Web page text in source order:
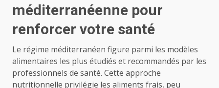
méditerranéenne pour
renforcer votre santé
Le régime méditerranéen figure parmi les modèles
alimentaires les plus étudiés et recommandés par les
professionnels de santé. Cette approche
nutritionnelle privilégie les aliments frais, peu